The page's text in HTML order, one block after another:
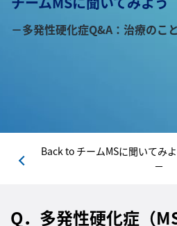
－多発性硬化症Q&A：治療のこ
Back to チームMSに聞いてみ
－
Q．多発性硬化症（